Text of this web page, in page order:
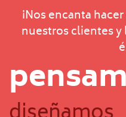
¡Nos encanta
nuestros clientes y